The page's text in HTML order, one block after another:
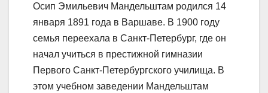
Осип Эмильевич Мандельштам родился 14
января 1891 года в Варшаве. В 1900 году
семья переехала в Санкт-Петербург, где он
начал учиться в престижной гимназии
Первого Санкт-Петербургского училища. В
этом учебном заведении Мандельштам